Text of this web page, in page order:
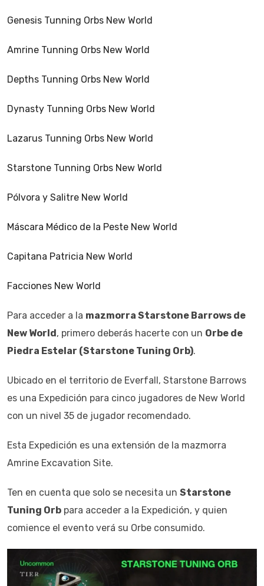
Genesis Tunning Orbs New World
Amrine Tunning Orbs New World
Depths Tunning Orbs New World
Dynasty Tunning Orbs New World
Lazarus Tunning Orbs New World
Starstone Tunning Orbs New World
Pólvora y Salitre New World
Máscara Médico de la Peste New World
Capitana Patricia New World
Facciones New World
Para acceder a la mazmorra Starstone Barrows de
New World, primero deberás hacerte con un Orbe de
Piedra Estelar (Starstone Tuning Orb).
Ubicado en el territorio de Everfall, Starstone Barrows
es una Expedición para cinco jugadores de New World
con un nivel 35 de jugador recomendado.
Esta Expedición es una extensión de la mazmorra
Amrine Excavation Site.
Ten en cuenta que solo se necesita un Starstone
Tuning Orb para acceder a la Expedición, y quien
comience el evento verá su Orbe consumido.